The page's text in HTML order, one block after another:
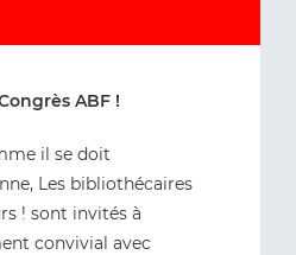
ABF !
il se doit
Les bibliothécaires
! sont invités à
convivial avec